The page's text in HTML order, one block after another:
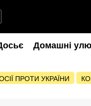
Домашні
ПРОТИ УКРАЇНИ